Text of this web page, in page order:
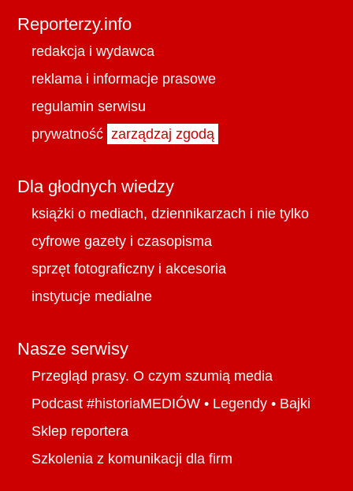
Reporterzy.info
redakcja i wydawca
reklama i informacje prasowe
regulamin serwisu
prywatność zarządzaj zgodą
Dla głodnych wiedzy
książki o mediach, dziennikarzach i nie tylko
cyfrowe gazety i czasopisma
sprzęt fotograficzny i akcesoria
instytucje medialne
Nasze serwisy
Przegląd prasy. O czym szumią media
Podcast #historiaMEDIÓW • Legendy • Bajki
Sklep reportera
Szkolenia z komunikacji dla firm